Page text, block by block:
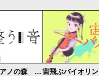
もうひとつのピアノの森 整う音宙飛ぶバイオリン